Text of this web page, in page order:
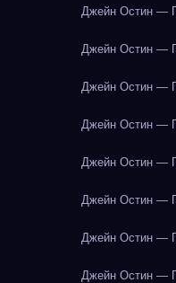
Джейн Остин —
Джейн Остин —
Джейн Остин —
Джейн Остин —
Джейн Остин —
Джейн Остин —
Джейн Остин —
Джейн Остин —